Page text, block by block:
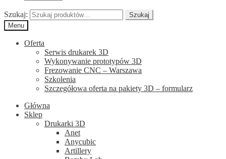
Szukaj:
Szukaj
Menu
Oferta
Serwis drukarek 3D
Wykonywanie prototypów 3D
Frezowanie CNC – Warszawa
Szkolenia
Szczegółowa oferta na pakiety 3D – formularz
Główna
Sklep
Drukarki 3D
Anet
Anycubic
Artillery